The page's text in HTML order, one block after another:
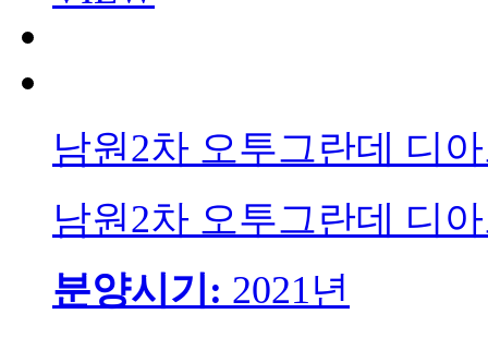
남원2차 오투그란데 디
남원2차 오투그란데 디
분양시기: 2021년